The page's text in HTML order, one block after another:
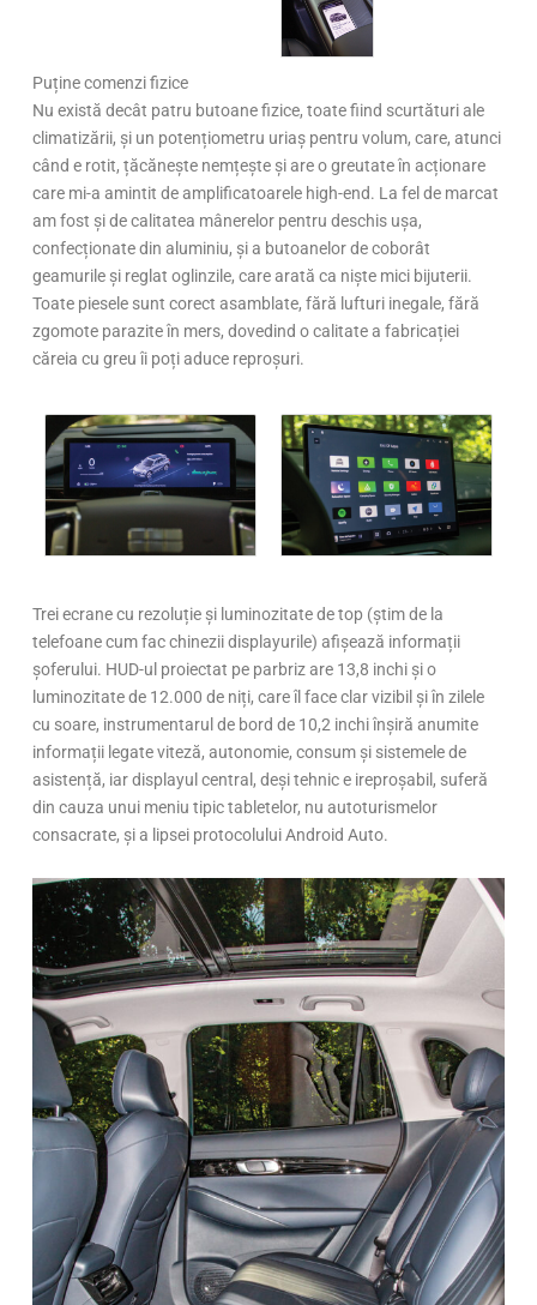
Puține comenzi fizice
Nu există decât patru butoane fizice, toate fiind scurtături ale
climatizării, și un potențiometru uriaș pentru volum, care, atunci
când e rotit, țăcănește nemțește și are o greutate în acționare
care mi-a amintit de amplificatoarele high-end. La fel de marcat
am fost și de calitatea mânerelor pentru deschis ușa,
confecționate din aluminiu, și a butoanelor de coborât
geamurile și reglat oglinzile, care arată ca niște mici bijuterii.
Toate piesele sunt corect asamblate, fără lufturi inegale, fără
zgomote parazite în mers, dovedind o calitate a fabricației
căreia cu greu îi poți aduce reproșuri.
Trei ecrane cu rezoluție și luminozitate de top (știm de la
telefoane cum fac chinezii displayurile) afișează informații
șoferului. HUD-ul proiectat pe parbriz are 13,8 inchi și o
luminozitate de 12.000 de niți, care îl face clar vizibil și în zilele
cu soare, instrumentarul de bord de 10,2 inchi înșiră anumite
informații legate viteză, autonomie, consum și sistemele de
asistență, iar displayul central, deși tehnic e ireproșabil, suferă
din cauza unui meniu tipic tabletelor, nu autoturismelor
consacrate, și a lipsei protocolului Android Auto.